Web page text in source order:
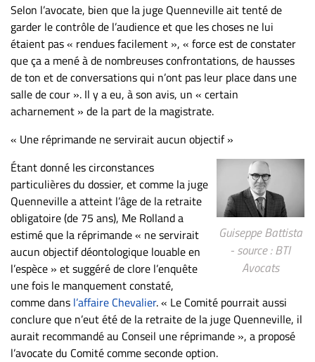
Selon l’avocate, bien que la juge Quenneville ait tenté de
garder le contrôle de l’audience et que les choses ne lui
étaient pas « rendues facilement », « force est de constater
que ça a mené à de nombreuses confrontations, de hausses
de ton et de conversations qui n’ont pas leur place dans une
salle de cour ». Il y a eu, à son avis, un « certain
acharnement » de la part de la magistrate.
« Une réprimande ne servirait aucun objectif »
Guiseppe Battista
- source : BTI
Avocats
Étant donné les circonstances
particulières du dossier, et comme la juge
Quenneville a atteint l’âge de la retraite
obligatoire (de 75 ans), Me Rolland a
estimé que la réprimande « ne servirait
aucun objectif déontologique louable en
l’espèce » et suggéré de clore l’enquête
une fois le manquement constaté,
comme dans l’affaire Chevalier. « Le Comité pourrait aussi
conclure que n’eut été de la retraite de la juge Quenneville, il
aurait recommandé au Conseil une réprimande », a proposé
l’avocate du Comité comme seconde option.